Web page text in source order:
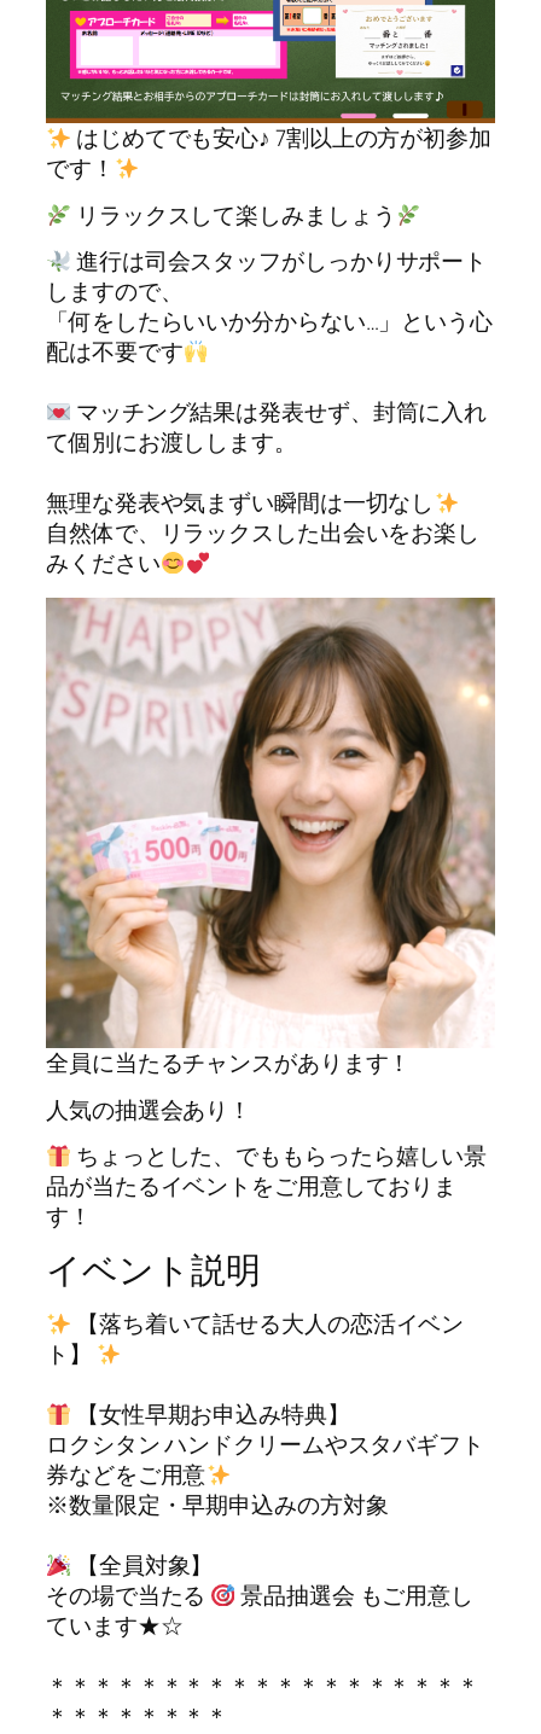
はじめてでも安心♪ 7割以上の方が初参加
です！
リラックスして楽しみましょう
進行は司会スタッフがしっかりサポート
しますので、
「何をしたらいいか分からない…」という心
配は不要です
マッチング結果は発表せず、封筒に入れ
て個別にお渡しします。
無理な発表や気まずい瞬間は一切なし
自然体で、リラックスした出会いをお楽し
みください
全員に当たるチャンスがあります！
人気の抽選会あり！
ちょっとした、でももらったら嬉しい景
品が当たるイベントをご用意しておりま
す！
イベント説明
【落ち着いて話せる大人の恋活イベン
ト】
【女性早期お申込み特典】
ロクシタン ハンドクリームやスタバギフト
券などをご用意
※数量限定・早期申込みの方対象
【全員対象】
その場で当たる
景品抽選会 もご用意し
ています★☆
＊＊＊＊＊＊＊＊＊＊＊＊＊＊＊＊＊＊＊
＊＊＊＊＊＊＊＊